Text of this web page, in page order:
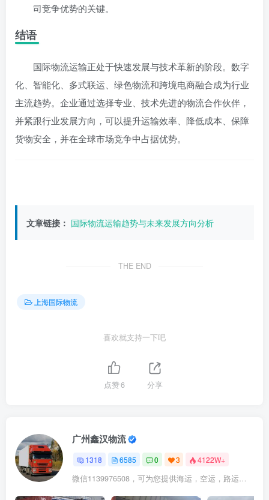
司竞争优势的关键。
结语
国际物流运输正处于快速发展与技术革新的阶段。数字
化、智能化、多式联运、绿色物流和跨境电商融合成为行业
主流趋势。企业通过选择专业、技术先进的物流合作伙伴，
并紧跟行业发展方向，可以提升运输效率、降低成本、保障
货物安全，并在全球市场竞争中占据优势。
文章链接： 国际物流运输趋势与未来发展方向分析
THE END
上海国际物流
喜欢就支持一下吧
点赞6 分享
广州鑫汉物流
1318 6585 0 3 4122W+
微信1139976508，可为您提供海运，空运，路运，铁路运输